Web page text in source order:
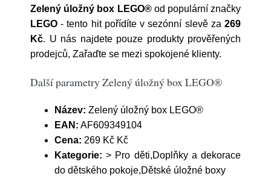
Zelený úložný box LEGO®od populární značky
LEGO - tento hit pořídíte v sezónní slevě za 269
Kč. U nás najdete pouze produkty prověřených
prodejců, Zařaďte se mezi spokojené klienty.
Další parametry Zelený úložný box LEGO®
Název: Zelený úložný box LEGO®
EAN: AF609349104
Cena: 269 Kč Kč
Kategorie: > Pro děti,Doplňky a dekorace
do dětského pokoje,Dětské úložné boxy